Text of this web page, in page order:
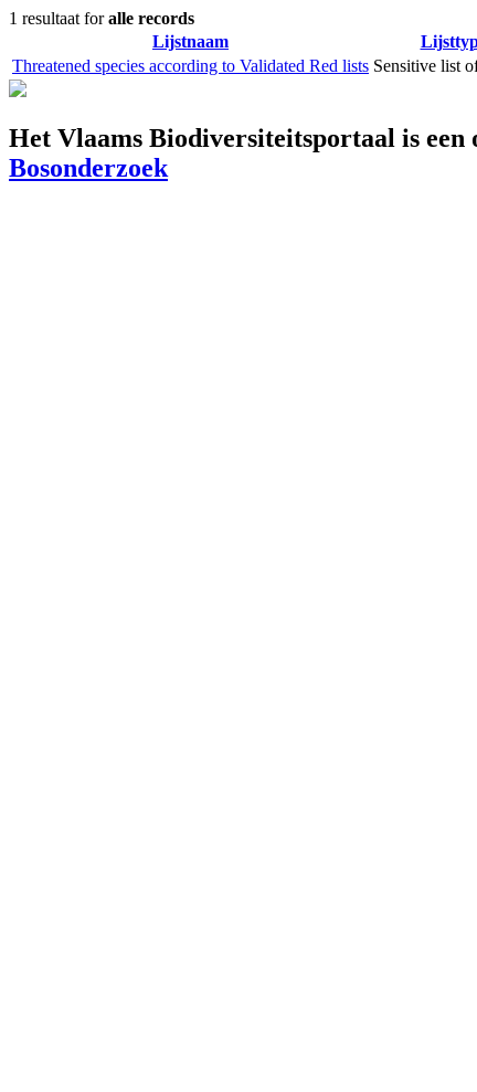
1 resultaat foralle records
Lijstnaam
Threatened species according to Validated Red lists Sensitive list
Het Vlaams Biodiversiteitsportaal is een
Bosonderzoek